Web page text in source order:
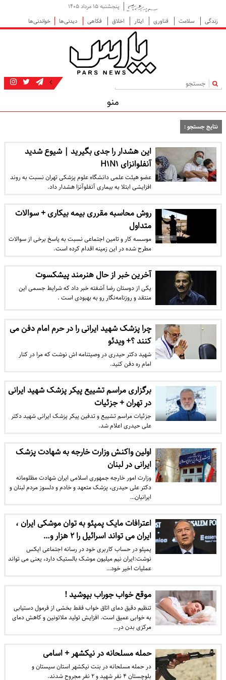
پنجشنبه ۱۵ مرداد ۱۴۰۵
زندگی
سلامت فناوری ایثار اخلاق فکاهی دیدنی‌ها خواندنی‌ها
|
منو
نتایج جستجو :
این هشدار را جدی بگیرید | شیوع شدید
آنفلوانزای H۱N۱
عضو هیئت علمی دانشگاه علوم پزشکی تهران نسبت به روند
افزایشی ابتلا به بیماری آنفلوآنزا هشدار داد.
روش محاسبه مقرری بیمه بیکاری + سوالات
متداول
موسسه کار و تامین اجتماعی نسبت به پاسخ برخی از سوالات
مطرح شده در این زمینه اقدام کرده است.
آخرین خبر از حال هنرمند پیشکسوت
یکی از دوستان رضا آشفته خبر داد که شرایط جسمی این
منتقد و روزنامه‌نگار رو به بهبودی است .
چرا پزشک شهید ایرانی را در حرم امام دفن می
کنند ؟+ ویدئو
شهید دکتر حیدری در وصیتنامه اش نوشت که مرا در کنار
امام ره دفن کنید.
برگزاری مراسم تشییع پیکر پزشک شهید ایرانی
در تهران + جزئیات
جزئیات مراسم تشییع و تدفین پیکر پزشک ایرانی شهید دکتر
علی حیدری اعلام شد.
اولین واکنش وزارت خارجه به شهادت پزشک
ایرانی در لبنان
وزارت امور خارجه جمهوری اسلامی ایران شهادت مظلومانه
دکتر علی حیدری، پزشک متعهد و خادم و دلسوز مردم لبنان و
ایرانیان…
اعترافات مایک پمپئو به توان موشکی ایران ،
ایران می تواند اسرائیل را ۲ هزار و…
پمپئو در حساب کاربری خود در رسانه اجتماعی ایکس
نوشت:ایران نیم میلیون موشک بالستیک دارد، یعنی می تواند
عملیات اخیر خود…
موقع خواب جوراب بپوشید !
تنظیم دقیق دمای اتاق خواب فقط بخشی از فرمول دستیابی
به خوابی عمیق است. افزایش تولید ملاتونین و کاهش دمای
مرکزی بدن در…
حمله مسلحانه در نیکشهر + اسامی
در حمله مسلحانه در بنت نیکشهر استان سیستان و
بلوچستان ۴ نفر شهید و ۲ نفر مجروح شدند.